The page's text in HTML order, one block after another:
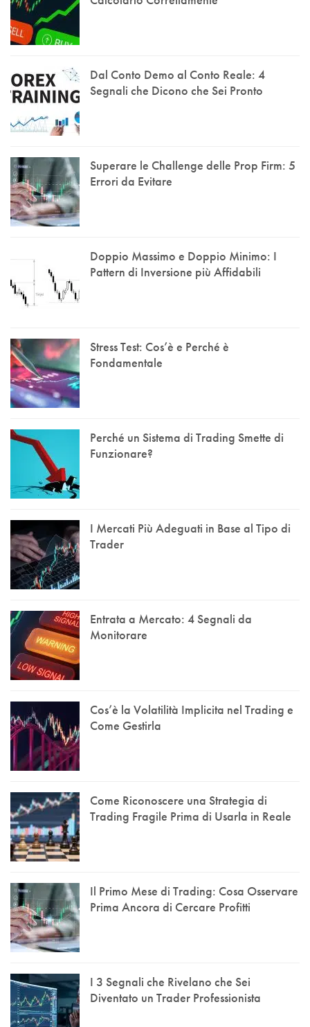
Dal Conto Demo al Conto Reale: 4
Segnali che Dicono che Sei Pronto
Superare le Challenge delle Prop Firm: 5
Errori da Evitare
Doppio Massimo e Doppio Minimo: I
Pattern di Inversione più Affidabili
Stress Test: Cos’è e Perché è
Fondamentale
Perché un Sistema di Trading Smette di
Funzionare?
I Mercati Più Adeguati in Base al Tipo di
Trader
Entrata a Mercato: 4 Segnali da
Monitorare
Cos’è la Volatilità Implicita nel Trading e
Come Gestirla
Come Riconoscere una Strategia di
Trading Fragile Prima di Usarla in Reale
Il Primo Mese di Trading: Cosa Osservare
Prima Ancora di Cercare Profitti
I 3 Segnali che Rivelano che Sei
Diventato un Trader Professionista